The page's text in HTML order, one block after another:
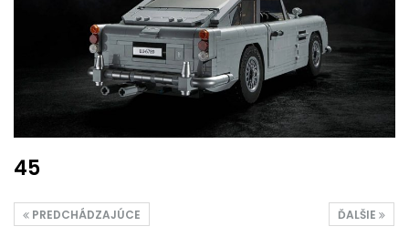
45
ĎALŠIE
PREDCHÁDZAJÚCE